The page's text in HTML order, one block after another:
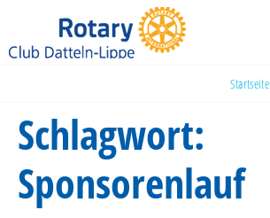
Startseite
Schlagwort:
Sponsorenlauf